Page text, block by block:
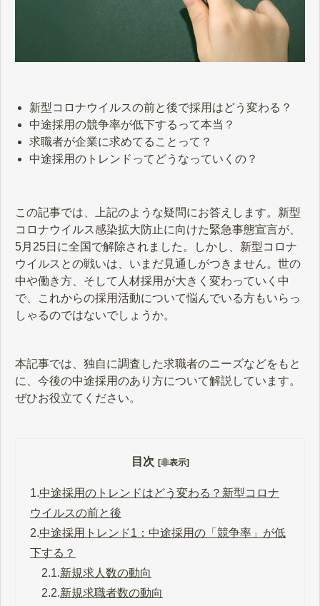
新型コロナウイルスの前と後で採用はどう変わる？
中途採用の競争率が低下するって本当？
求職者が企業に求めてることって？
中途採用のトレンドってどうなっていくの？
この記事では、上記のような疑問にお答えします。新型
コロナウイルス感染拡大防止に向けた緊急事態宣言が、
5月25日に全国で解除されました。しかし、新型コロナ
ウイルスとの戦いは、いまだ見通しがつきません。世の
中や働き方、そして人材採用が大きく変わっていく中
で、これからの採用活動について悩んでいる方もいらっ
しゃるのではないでしょうか。
本記事では、独自に調査した求職者のニーズなどをもと
に、今後の中途採用のあり方について解説しています。
ぜひお役立てください。
目次 [非表示]
1.中途採用のトレンドはどう変わる？新型コロナ
ウイルスの前と後
2.中途採用トレンド1：中途採用の「競争率」が低
下する？
2.1.新規求人数の動向
2.2.新規求職者数の動向